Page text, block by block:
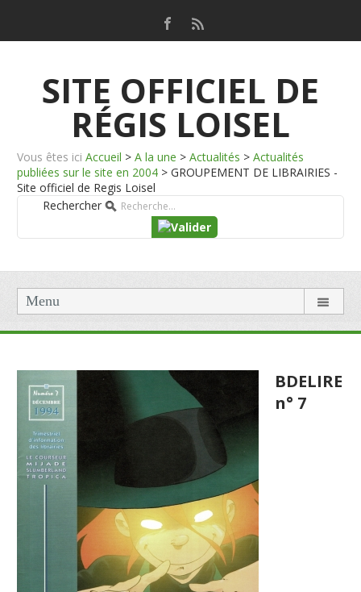
SITE OFFICIEL DE
RÉGIS LOISEL
Vous êtes ici Accueil > A la une > Actualités > Actualités
publiées sur le site en 2004 > GROUPEMENT DE LIBRAIRIES -
Site officiel de Regis Loisel
Rechercher
Menu
BDELIRE
n° 7